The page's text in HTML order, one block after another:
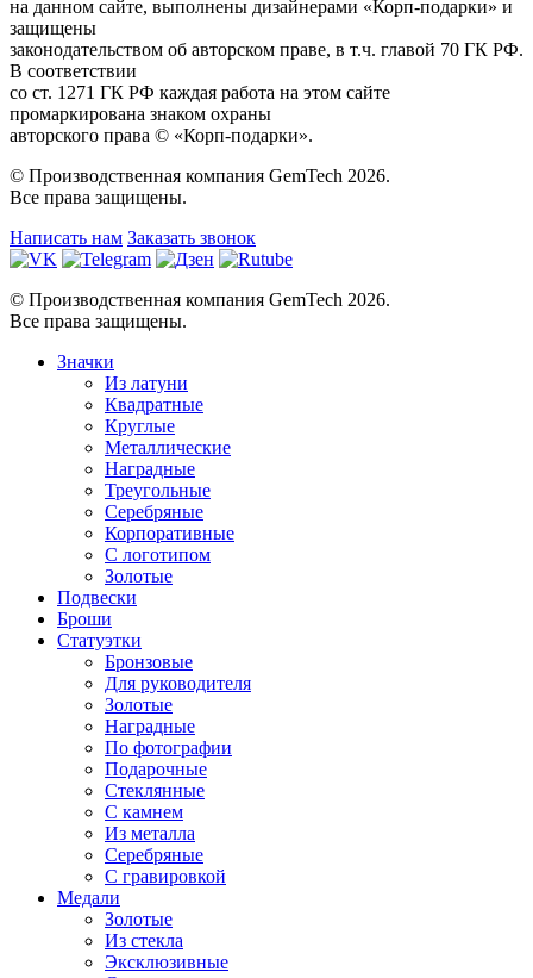
на данном сайте, выполнены дизайнерами «Корп-подарки» и
защищены
законодательством об авторском праве, в т.ч. главой 70 ГК РФ.
В соответствии
со ст. 1271 ГК РФ каждая работа на этом сайте
промаркирована знаком охраны
авторского права © «Корп-подарки».
© Производственная компания GemTech 2026.
Все права защищены.
Написать нам Заказать звонок
© Производственная компания GemTech 2026.
Все права защищены.
Значки
Из латуни
Квадратные
Круглые
Металлические
Наградные
Треугольные
Серебряные
Корпоративные
С логотипом
Золотые
Подвески
Броши
Статуэтки
Бронзовые
Для руководителя
Золотые
Наградные
По фотографии
Подарочные
Стеклянные
С камнем
Из металла
Серебряные
С гравировкой
Медали
Золотые
Из стекла
Эксклюзивные